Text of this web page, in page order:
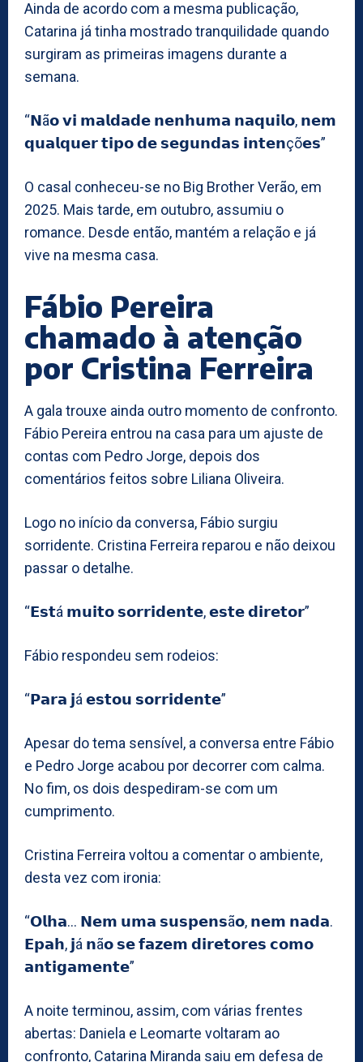
Ainda de acordo com a mesma publicação,
Catarina já tinha mostrado tranquilidade quando
surgiram as primeiras imagens durante a
semana.
“𝗡ã𝗼 𝘃𝗶 𝗺𝗮𝗹𝗱𝗮𝗱𝗲 𝗻𝗲𝗻𝗵𝘂𝗺𝗮 𝗻𝗮𝗾𝘂𝗶𝗹𝗼, 𝗻𝗲𝗺
𝗾𝘂𝗮𝗹𝗾𝘂𝗲𝗿 𝘁𝗶𝗽𝗼 𝗱𝗲 𝘀𝗲𝗴𝘂𝗻𝗱𝗮𝘀 𝗶𝗻𝘁𝗲𝗻çõ𝗲𝘀”
O casal conheceu-se no Big Brother Verão, em
2025. Mais tarde, em outubro, assumiu o
romance. Desde então, mantém a relação e já
vive na mesma casa.
Fábio Pereira
chamado à atenção
por Cristina Ferreira
A gala trouxe ainda outro momento de confronto.
Fábio Pereira entrou na casa para um ajuste de
contas com Pedro Jorge, depois dos
comentários feitos sobre Liliana Oliveira.
Logo no início da conversa, Fábio surgiu
sorridente. Cristina Ferreira reparou e não deixou
passar o detalhe.
“𝗘𝘀𝘁á 𝗺𝘂𝗶𝘁𝗼 𝘀𝗼𝗿𝗿𝗶𝗱𝗲𝗻𝘁𝗲, 𝗲𝘀𝘁𝗲 𝗱𝗶𝗿𝗲𝘁𝗼𝗿”
Fábio respondeu sem rodeios:
“𝗣𝗮𝗿𝗮 𝗷á 𝗲𝘀𝘁𝗼𝘂 𝘀𝗼𝗿𝗿𝗶𝗱𝗲𝗻𝘁𝗲”
Apesar do tema sensível, a conversa entre Fábio
e Pedro Jorge acabou por decorrer com calma.
No fim, os dois despediram-se com um
cumprimento.
Cristina Ferreira voltou a comentar o ambiente,
desta vez com ironia:
“𝗢𝗹𝗵𝗮… 𝗡𝗲𝗺 𝘂𝗺𝗮 𝘀𝘂𝘀𝗽𝗲𝗻𝘀ã𝗼, 𝗻𝗲𝗺 𝗻𝗮𝗱𝗮.
𝗘𝗽𝗮𝗵, 𝗷á 𝗻ã𝗼 𝘀𝗲 𝗳𝗮𝘇𝗲𝗺 𝗱𝗶𝗿𝗲𝘁𝗼𝗿𝗲𝘀 𝗰𝗼𝗺𝗼
𝗮𝗻𝘁𝗶𝗴𝗮𝗺𝗲𝗻𝘁𝗲”
A noite terminou, assim, com várias frentes
abertas: Daniela e Leomarte voltaram ao
confronto, Catarina Miranda saiu em defesa de